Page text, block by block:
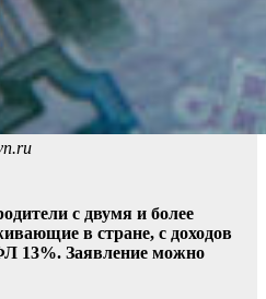
с двумя и более
в стране, с доходов
13%. Заявление можно